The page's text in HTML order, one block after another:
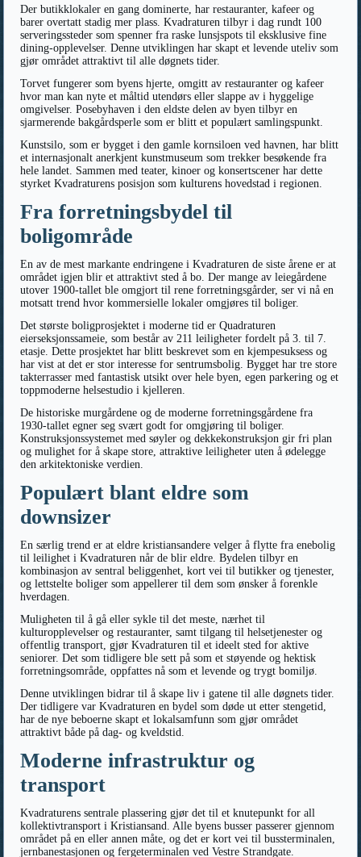
Der butikklokaler en gang dominerte, har restauranter, kafeer og
barer overtatt stadig mer plass. Kvadraturen tilbyr i dag rundt 100
serveringssteder som spenner fra raske lunsjspots til eksklusive fine
dining-opplevelser. Denne utviklingen har skapt et levende uteliv som
gjør området attraktivt til alle døgnets tider.
Torvet fungerer som byens hjerte, omgitt av restauranter og kafeer
hvor man kan nyte et måltid utendørs eller slappe av i hyggelige
omgivelser. Posebyhaven i den eldste delen av byen tilbyr en
sjarmerende bakgårdsperle som er blitt et populært samlingspunkt.
Kunstsilo, som er bygget i den gamle kornsiloen ved havnen, har blitt
et internasjonalt anerkjent kunstmuseum som trekker besøkende fra
hele landet. Sammen med teater, kinoer og konsertscener har dette
styrket Kvadraturens posisjon som kulturens hovedstad i regionen.
Fra forretningsbydel til
boligområde
En av de mest markante endringene i Kvadraturen de siste årene er at
området igjen blir et attraktivt sted å bo. Der mange av leiegårdene
utover 1900-tallet ble omgjort til rene forretningsgårder, ser vi nå en
motsatt trend hvor kommersielle lokaler omgjøres til boliger.
Det største boligprosjektet i moderne tid er Quadraturen
eierseksjonssameie, som består av 211 leiligheter fordelt på 3. til 7.
etasje. Dette prosjektet har blitt beskrevet som en kjempesuksess og
har vist at det er stor interesse for sentrumsbolig. Bygget har tre store
takterrasser med fantastisk utsikt over hele byen, egen parkering og et
toppmoderne helsestudio i kjelleren.
De historiske murgårdene og de moderne forretningsgårdene fra
1930-tallet egner seg svært godt for omgjøring til boliger.
Konstruksjonssystemet med søyler og dekkekonstruksjon gir fri plan
og mulighet for å skape store, attraktive leiligheter uten å ødelegge
den arkitektoniske verdien.
Populært blant eldre som
downsizer
En særlig trend er at eldre kristiansandere velger å flytte fra enebolig
til leilighet i Kvadraturen når de blir eldre. Bydelen tilbyr en
kombinasjon av sentral beliggenhet, kort vei til butikker og tjenester,
og lettstelte boliger som appellerer til dem som ønsker å forenkle
hverdagen.
Muligheten til å gå eller sykle til det meste, nærhet til
kulturopplevelser og restauranter, samt tilgang til helsetjenester og
offentlig transport, gjør Kvadraturen til et ideelt sted for aktive
seniorer. Det som tidligere ble sett på som et støyende og hektisk
forretningsområde, oppfattes nå som et levende og trygt bomiljø.
Denne utviklingen bidrar til å skape liv i gatene til alle døgnets tider.
Der tidligere var Kvadraturen en bydel som døde ut etter stengetid,
har de nye beboerne skapt et lokalsamfunn som gjør området
attraktivt både på dag- og kveldstid.
Moderne infrastruktur og
transport
Kvadraturens sentrale plassering gjør det til et knutepunkt for all
kollektivtransport i Kristiansand. Alle byens busser passerer gjennom
området på en eller annen måte, og det er kort vei til bussterminalen,
jernbanestasjonen og fergeterminalen ved Vestre Strandgate.